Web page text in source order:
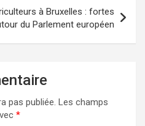
à Bruxelles : fortes
du Parlement européen
pas publiée. Les champs
*